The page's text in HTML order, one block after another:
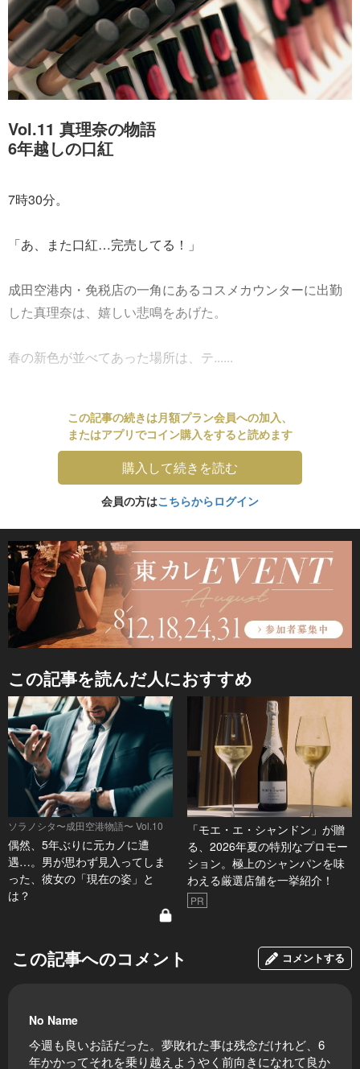
Vol.11 真理奈の物語
6年越しの口紅
7時30分。
「あ、また口紅…完売してる！」
成田空港内・免税店の一角にあるコスメカウンターに出勤
した真理奈は、嬉しい悲鳴をあげた。
春の新色が並べてあった場所は、テ......
この記事の続きは月額プラン会員への加入、
またはアプリでコイン購入をすると読めます
購入して続きを読む
会員の方はこちらからログイン
この記事を読んだ人におすすめ
ソラノシタ〜成田空港物語〜 Vol.10
偶然、5年ぶりに元カノに遭
遇…。男が思わず見入ってしま
った、彼女の「現在の姿」と
は？
「モエ・エ・シャンドン」が贈
る、2026年夏の特別なプロモー
ション。極上のシャンパンを味
わえる厳選店舗を一挙紹介！
PR
この記事へのコメント コメントする
No Name
今週も良いお話だった。夢敗れた事は残念だけれど、6
年かかってそれを乗り越えようやく前向きになれて良か